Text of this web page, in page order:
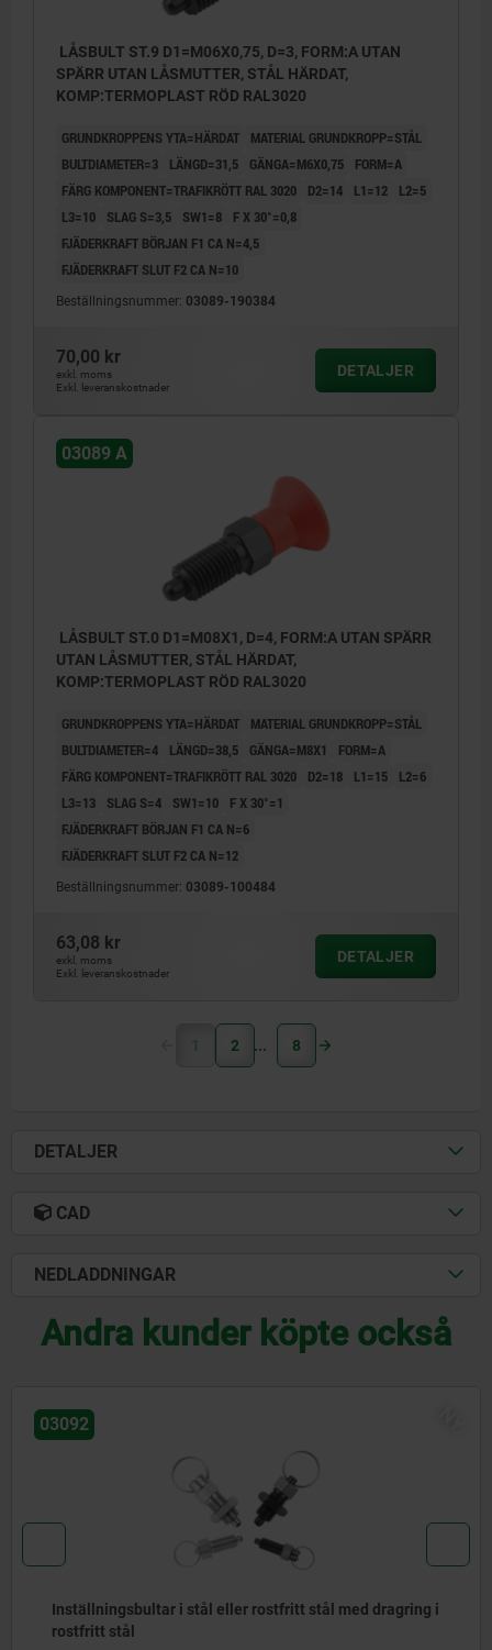
LÅSBULT ST.9 D1=M06X0,75, D=3, FORM:A UTAN
SPÄRR UTAN LÅSMUTTER, STÅL HÄRDAT,
KOMP:TERMOPLAST RÖD RAL3020
GRUNDKROPPENS YTA=HÄRDAT
MATERIAL GRUNDKROPP=STÅL
BULTDIAMETER=3
LÄNGD=31,5 GÄNGA=M6X0,75
FORM=A
FÄRG KOMPONENT=TRAFIKRÖTT RAL 3020
D2=14 L1=12
L2=5
L3=10
SLAG S=3,5 SW1=8
F X 30°=0,8
FJÄDERKRAFT BÖRJAN F1 CA N=4,5
FJÄDERKRAFT SLUT F2 CA N=10
Beställningsnummer: 03089-190384
70,00 kr
exkl. moms
Exkl. leveranskostnader
DETALJER
03089 A
LÅSBULT ST.0 D1=M08X1, D=4, FORM:A UTAN SPÄRR
UTAN LÅSMUTTER, STÅL HÄRDAT,
KOMP:TERMOPLAST RÖD RAL3020
GRUNDKROPPENS YTA=HÄRDAT
MATERIAL GRUNDKROPP=STÅL
BULTDIAMETER=4
LÄNGD=38,5 GÄNGA=M8X1
FORM=A
FÄRG KOMPONENT=TRAFIKRÖTT RAL 3020
D2=18 L1=15
L2=6
L3=13
SLAG S=4 SW1=10
F X 30°=1
FJÄDERKRAFT BÖRJAN F1 CA N=6
FJÄDERKRAFT SLUT F2 CA N=12
Beställningsnummer: 03089-100484
63,08 kr
exkl. moms
Exkl. leveranskostnader
DETALJER
1 2 8
DETALJER
CAD
NEDLADDNINGAR
Andra kunder köpte också
03096
Inställningsbultar utan fläns i stål eller rostfritt stål
med dragring i rostfritt stål